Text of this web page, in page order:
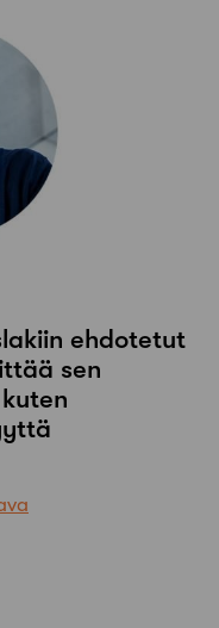
ehdotetut
sen